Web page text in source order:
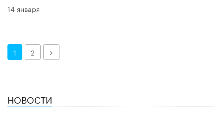
14 января
1 2 Далее
НОВОСТИ